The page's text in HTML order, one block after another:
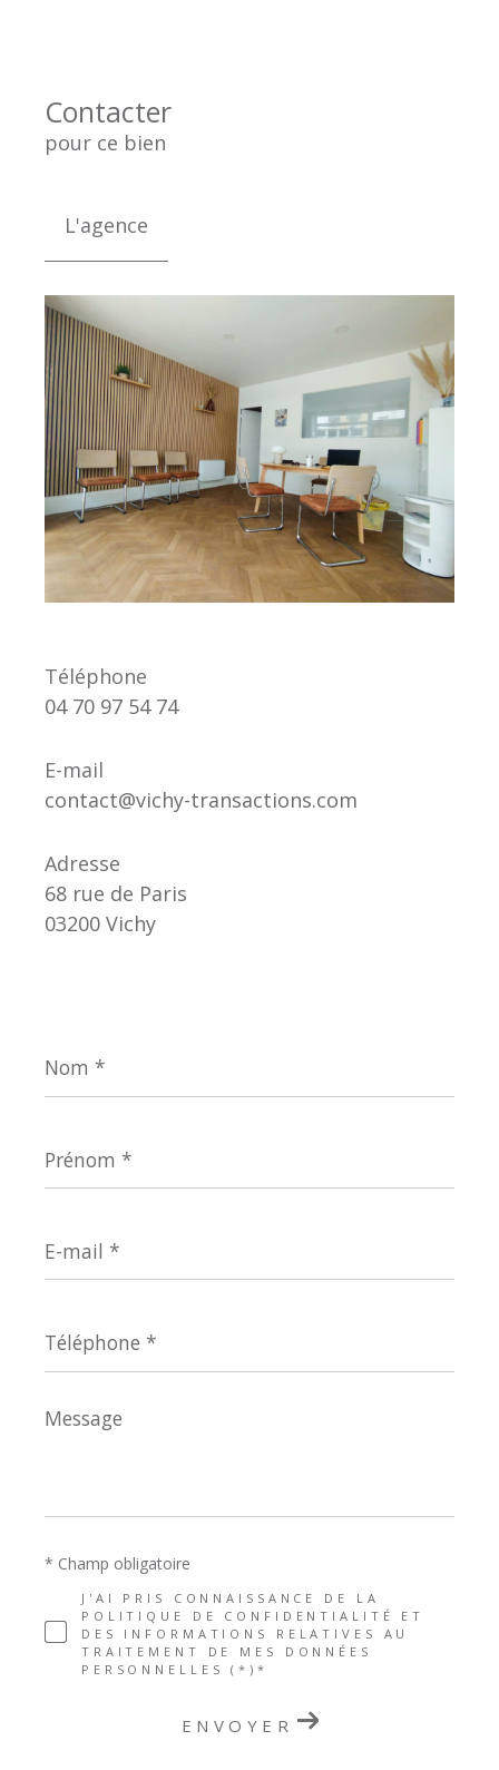
Contacter
pour ce bien
L'agence
Téléphone
04 70 97 54 74
E-mail
contact@vichy-transactions.com
Adresse
68 rue de Paris
03200 Vichy
*
*
mail
*
*
Message
*
J'AI PRIS CONNAISSANCE DE LA
POLITIQUE DE CONFIDENTIALITÉ ET
DES INFORMATIONS RELATIVES AU
TRAITEMENT DE MES DONNÉES
PERSONNELLES (*)*
* Champ obligatoire
ENVOYER